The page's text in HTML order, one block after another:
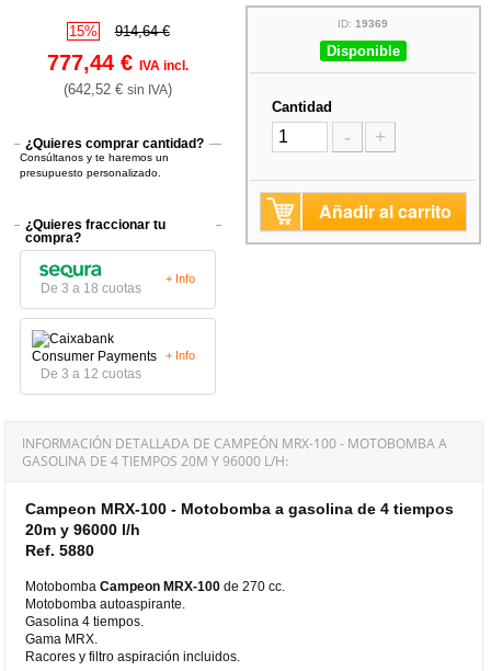
15% 914,64 €
777,44 €IVA incl.
(642,52 €sin IVA)
¿Quieres comprar cantidad?
Consúltanos y te haremos un
presupuesto personalizado.
¿Quieres fraccionar tu
compra?
De 3 a 18 cuotas
+ Info
De 3 a 12 cuotas
+ Info
ID:19369
Disponible
Cantidad
- +
Añadir al carrito
INFORMACIÓN DETALLADA DE CAMPEÓN MRX-100 - MOTOBOMBA A
GASOLINA DE 4 TIEMPOS 20M Y 96000 L/H:
Campeon MRX-100 - Motobomba a gasolina de 4 tiempos
20m y 96000 l/h
Ref. 5880
MotobombaCampeon MRX-100de 270 cc.
Motobomba autoaspirante.
Gasolina 4 tiempos.
Gama MRX.
Racores y filtro aspiración incluidos.